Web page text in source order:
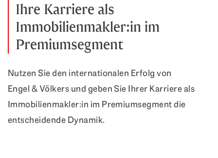
Ihre Karriere als
Immobilienmakler:in im
Premiumsegment
Nutzen Sie den internationalen Erfolg von
Engel & Völkers und geben Sie Ihrer Karriere als
Immobilienmakler:in im Premiumsegment die
entscheidende Dynamik.